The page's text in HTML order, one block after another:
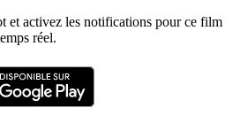
et activez les notifications pour ce film
réel.